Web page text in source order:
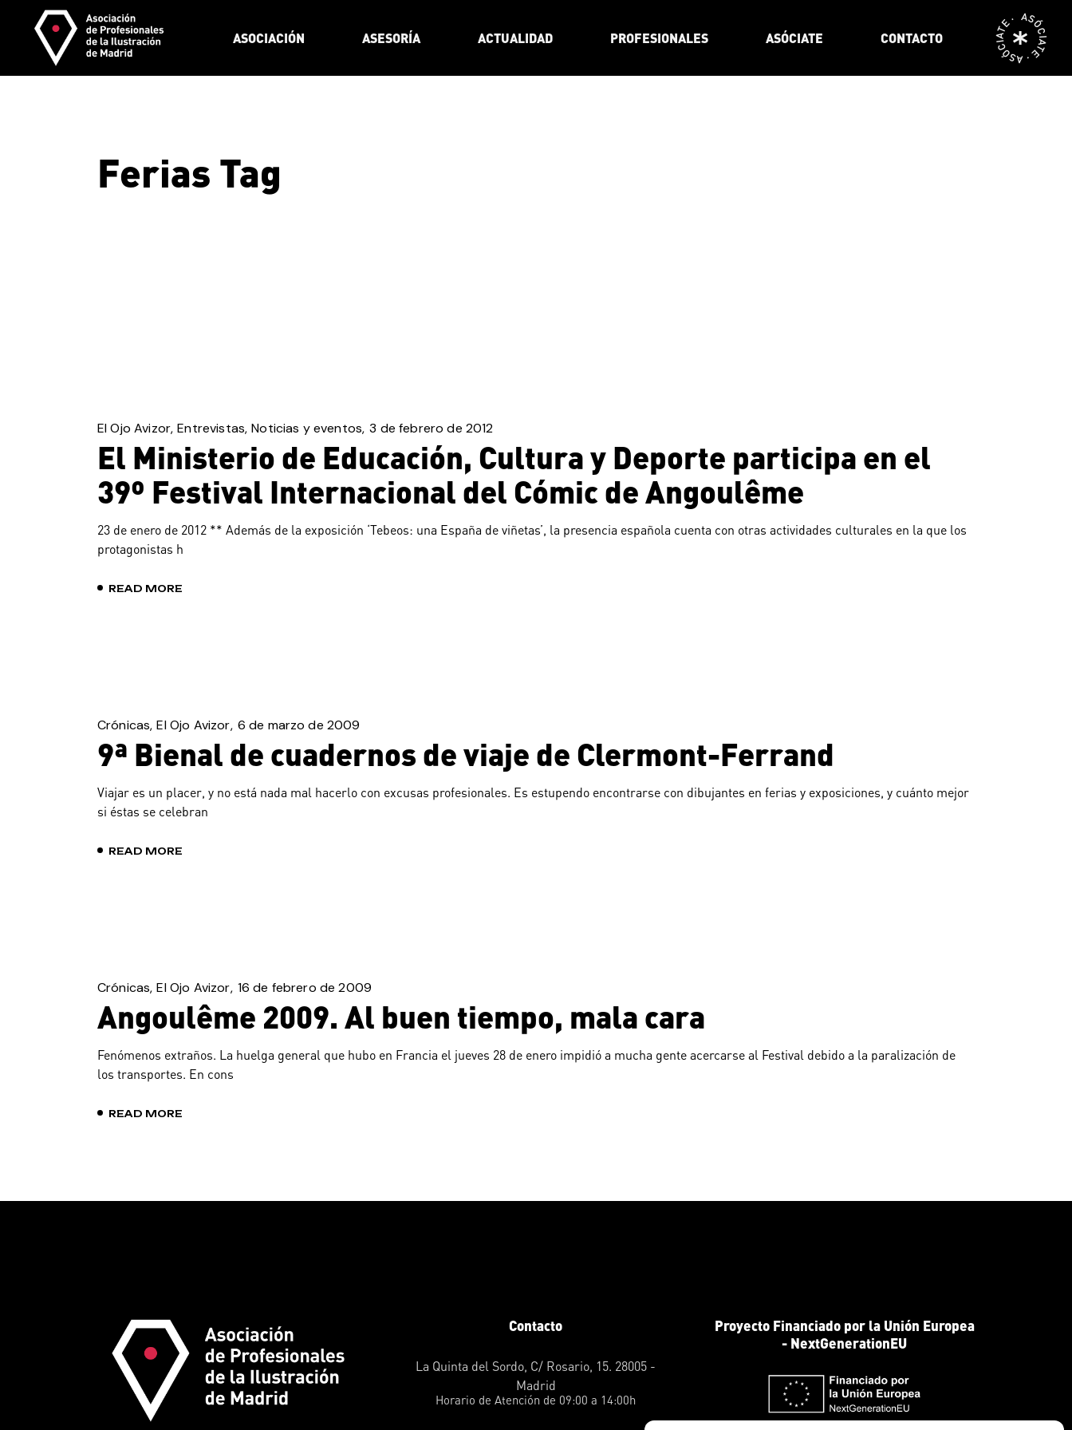
content
ASOCIACIÓN ASESORÍA ACTUALIDAD PROFESIONALES ASÓCIATE CONTACTO ASÓCIATE · ASÓCIATE ·
Ferias Tag
El Ojo Avizor Entrevistas Noticias y eventos 3 de febrero de 2012
El Ministerio de Educación, Cultura y Deporte participa en el
39º Festival Internacional del Cómic de Angoulême
23 de enero de 2012 ** Además de la exposición ‘Tebeos: una España de viñetas’, la presencia española cuenta con otras actividades culturales en la que los
protagonistas h
READ MORE
Crónicas El Ojo Avizor 6 de marzo de 2009
9ª Bienal de cuadernos de viaje de Clermont-Ferrand
Viajar es un placer, y no está nada mal hacerlo con excusas profesionales. Es estupendo encontrarse con dibujantes en ferias y exposiciones, y cuánto mejor
si éstas se celebran
READ MORE
Crónicas El Ojo Avizor 16 de febrero de 2009
Angoulême 2009. Al buen tiempo, mala cara
Fenómenos extraños. La huelga general que hubo en Francia el jueves 28 de enero impidió a mucha gente acercarse al Festival debido a la paralización de
los transportes. En cons
READ MORE
Contacto
La Quinta del Sordo, C/ Rosario, 15. 28005 -
Madrid
Horario de Atención de 09:00 a 14:00h
Proyecto Financiado por la Unión Europea
- NextGenerationEU